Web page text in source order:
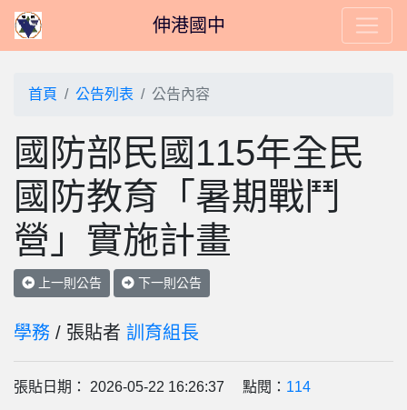
伸港國中
首頁 公告列表 公告內容
國防部民國115年全民
國防教育「暑期戰鬥
營」實施計畫
上一則公告 下一則公告
學務 / 張貼者 訓育組長
張貼日期： 2026-05-22 16:26:37 點閱： 114